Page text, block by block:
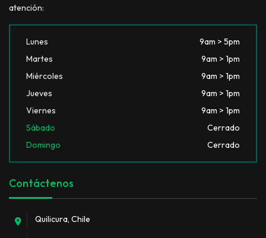
atención:
Lunes
9am > 5pm
Martes
9am > 1pm
Miércoles
9am > 1pm
Jueves
9am > 1pm
Viernes
9am > 1pm
Sábado
Cerrado
Domingo
Cerrado
Contáctenos
Quilicura, Chile